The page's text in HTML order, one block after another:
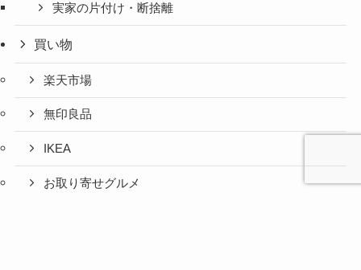
実家の片付け・断捨離
買い物
楽天市場
無印良品
IKEA
お取り寄せグルメ